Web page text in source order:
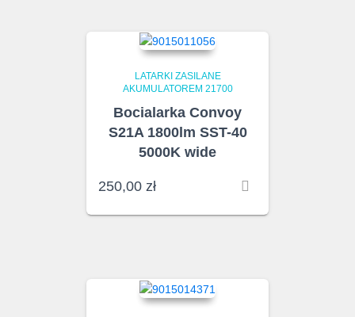
LATARKI ZASILANE
AKUMULATOREM 21700
Bocialarka Convoy
S21A 1800lm SST-40
5000K wide
250,00 zł